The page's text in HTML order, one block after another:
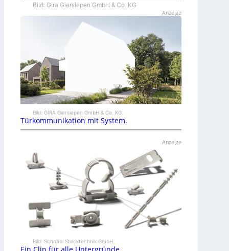
Bild: Gira Giersiepen GmbH & Co. KG
Anzeige
Bild: GIRA Giersiepen GmbH & Co. KG
Türkommunikation mit System.
Anzeige
Bild: Schnabl Stecktechnik GmbH